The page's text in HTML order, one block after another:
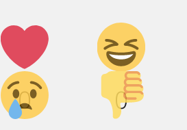
Лайк!
0
Дикий
смех!
0
Грусть :
(
Палец
вниз!